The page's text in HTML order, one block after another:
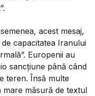
acest mesaj,
capacitatea Iranului
Europenii au
sancțiune până când
teren. Însă multe
măsură de textul